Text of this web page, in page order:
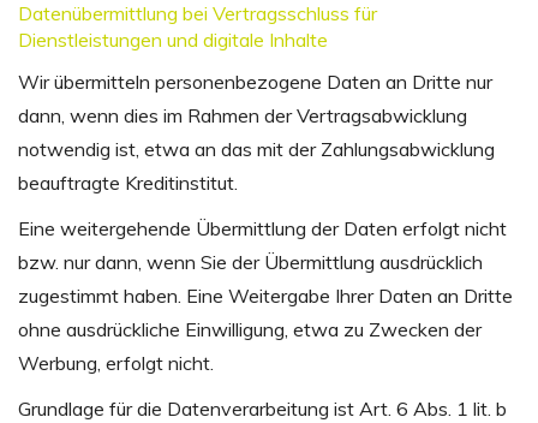
Datenübermittlung bei Vertragsschluss für
Dienstleistungen und digitale Inhalte
Wir übermitteln personenbezogene Daten an Dritte nur
dann, wenn dies im Rahmen der Vertragsabwicklung
notwendig ist, etwa an das mit der Zahlungsabwicklung
beauftragte Kreditinstitut.
Eine weitergehende Übermittlung der Daten erfolgt nicht
bzw. nur dann, wenn Sie der Übermittlung ausdrücklich
zugestimmt haben. Eine Weitergabe Ihrer Daten an Dritte
ohne ausdrückliche Einwilligung, etwa zu Zwecken der
Werbung, erfolgt nicht.
Grundlage für die Datenverarbeitung ist Art. 6 Abs. 1 lit. b